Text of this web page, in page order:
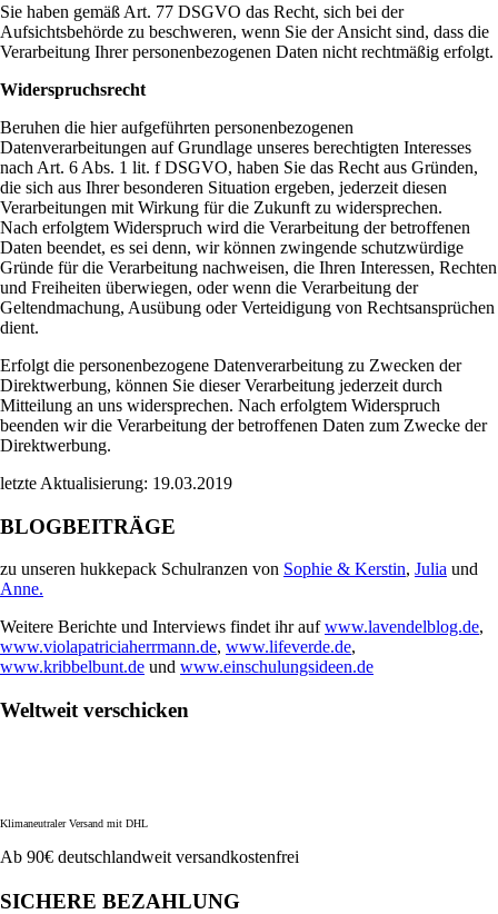
Sie haben gemäß Art. 77 DSGVO das Recht, sich bei der
Aufsichtsbehörde zu beschweren, wenn Sie der Ansicht sind, dass die
Verarbeitung Ihrer personenbezogenen Daten nicht rechtmäßig erfolgt.
Widerspruchsrecht
Beruhen die hier aufgeführten personenbezogenen
Datenverarbeitungen auf Grundlage unseres berechtigten Interesses
nach Art. 6 Abs. 1 lit. f DSGVO, haben Sie das Recht aus Gründen,
die sich aus Ihrer besonderen Situation ergeben, jederzeit diesen
Verarbeitungen mit Wirkung für die Zukunft zu widersprechen.
Nach erfolgtem Widerspruch wird die Verarbeitung der betroffenen
Daten beendet, es sei denn, wir können zwingende schutzwürdige
Gründe für die Verarbeitung nachweisen, die Ihren Interessen, Rechten
und Freiheiten überwiegen, oder wenn die Verarbeitung der
Geltendmachung, Ausübung oder Verteidigung von Rechtsansprüchen
dient.
Erfolgt die personenbezogene Datenverarbeitung zu Zwecken der
Direktwerbung, können Sie dieser Verarbeitung jederzeit durch
Mitteilung an uns widersprechen. Nach erfolgtem Widerspruch
beenden wir die Verarbeitung der betroffenen Daten zum Zwecke der
Direktwerbung.
letzte Aktualisierung: 19.03.2019
BLOGBEITRÄGE
zu unseren hukkepack Schulranzen von Sophie & Kerstin, Julia und
Anne.
Weitere Berichte und Interviews findet ihr aufwww.lavendelblog.de,
www.violapatriciaherrmann.de, www.lifeverde.de,
www.kribbelbunt.de und www.einschulungsideen.de
Weltweit verschicken
Klimaneutraler Versand mit DHL
Ab 90€ deutschlandweit versandkostenfrei
SICHERE BEZAHLUNG